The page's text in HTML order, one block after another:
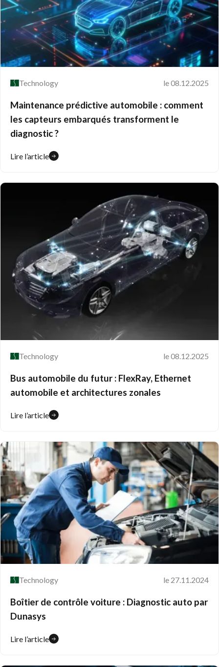
Technology le 08.12.2025
Maintenance prédictive automobile : comment
les capteurs embarqués transforment le
diagnostic ?
Lire l’article
Technology le 08.12.2025
Bus automobile du futur : FlexRay, Ethernet
automobile et architectures zonales
Lire l’article
Technology le 27.11.2024
Boîtier de contrôle voiture : Diagnostic auto par
Dunasys
Lire l’article